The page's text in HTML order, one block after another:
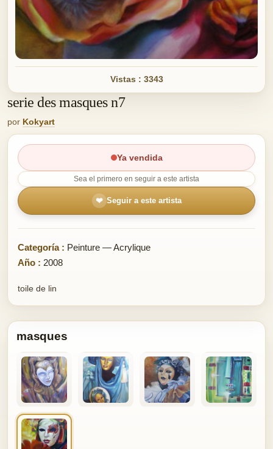
Vistas : 3343
serie des masques n7
por Kokyart
Ya vendida
Sea el primero en seguir a este artista
❤ Seguir a este artista
Categoría : Peinture — Acrylique
Año : 2008
toile de lin
masques